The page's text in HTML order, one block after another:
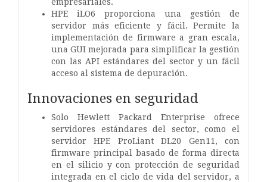
HPE iLO6 proporciona una gestión de
servidor más eficiente y fácil. Permite la
implementación de firmware a gran escala,
una GUI mejorada para simplificar la gestión
con las API estándares del sector y un fácil
acceso al sistema de depuración.
Innovaciones en seguridad
Solo Hewlett Packard Enterprise ofrece
servidores estándares del sector, como el
servidor HPE ProLiant DL20 Gen11, con
firmware principal basado de forma directa
en el silicio y con protección de seguridad
integrada en el ciclo de vida del servidor, a